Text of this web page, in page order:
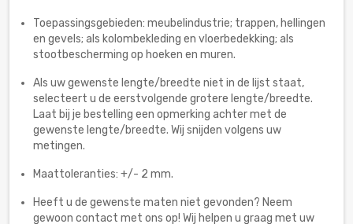
Toepassingsgebieden: meubelindustrie; trappen, hellingen
en gevels; als kolombekleding en vloerbedekking; als
stootbescherming op hoeken en muren.
Als uw gewenste lengte/breedte niet in de lijst staat,
selecteert u de eerstvolgende grotere lengte/breedte.
Laat bij je bestelling een opmerking achter met de
gewenste lengte/breedte. Wij snijden volgens uw
metingen.
Maattoleranties: +/- 2 mm.
Heeft u de gewenste maten niet gevonden? Neem
gewoon contact met ons op! Wij helpen u graag met uw